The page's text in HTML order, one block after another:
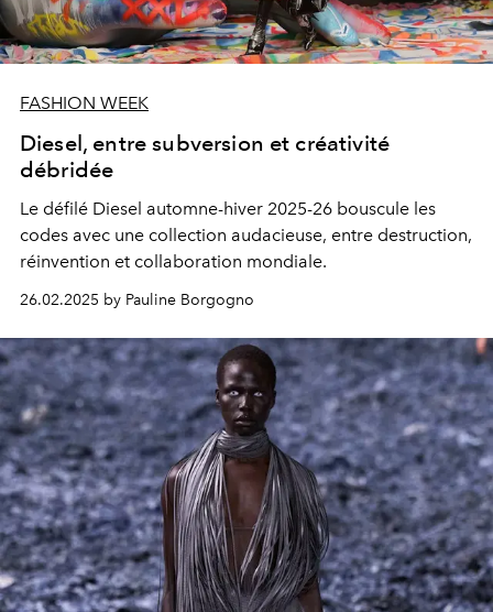
FASHION WEEK
Diesel, entre subversion et créativité
débridée
Le défilé Diesel automne-hiver 2025-26 bouscule les
codes avec une collection audacieuse, entre destruction,
réinvention et collaboration mondiale.
26.02.2025 by Pauline Borgogno